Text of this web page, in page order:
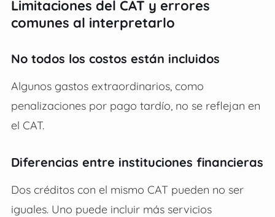
Limitaciones del CAT y errores
comunes al interpretarlo
No todos los costos están incluidos
Algunos gastos extraordinarios, como
penalizaciones por pago tardío, no se reflejan en
el CAT.
Diferencias entre instituciones financieras
Dos créditos con el mismo CAT pueden no ser
iguales. Uno puede incluir más servicios